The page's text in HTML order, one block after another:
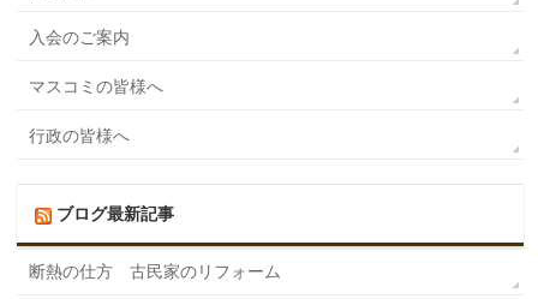
入会のご案内
マスコミの皆様へ
行政の皆様へ
ブログ最新記事
断熱の仕方 古民家のリフォーム